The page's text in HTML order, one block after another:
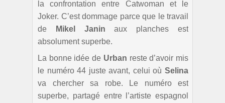
la confrontation entre Catwoman et le
Joker. C’est dommage parce que le travail
de
Mikel Janin aux planches est
absolument superbe.
La bonne idée de Urban reste d’avoir mis
le numéro 44 juste avant, celui où Selina
va chercher sa robe. Le numéro est
superbe, partagé entre l’artiste espagnol